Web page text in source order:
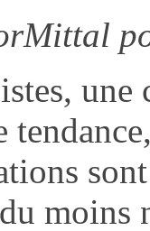
une
moins